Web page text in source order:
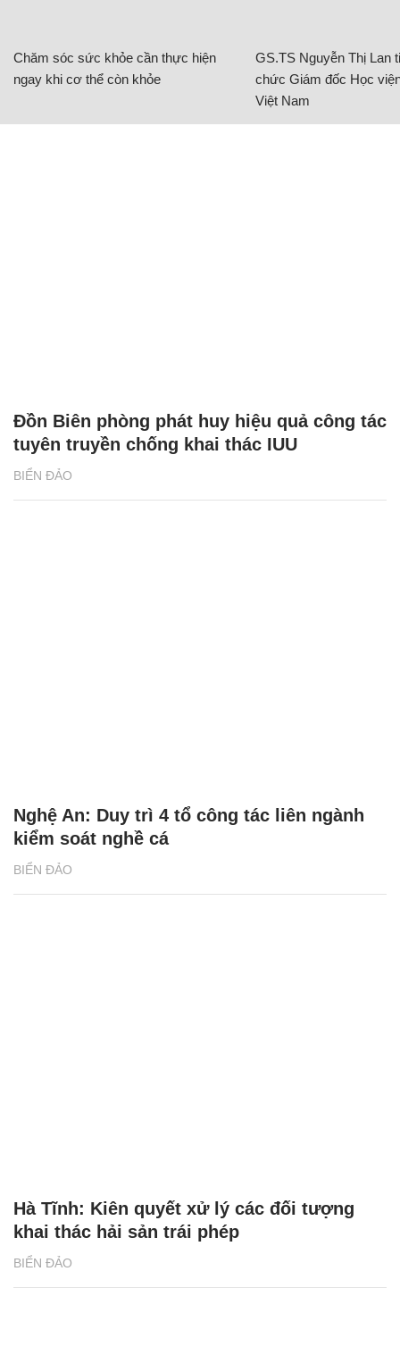
Chăm sóc sức khỏe cần thực hiện
ngay khi cơ thể còn khỏe
GS.TS Nguyễn Thị Lan
chức Giám đốc Học
Việt Nam
BIỂN ĐẢO
Đồn Biên phòng phát huy hiệu quả công tác
tuyên truyền chống khai thác IUU
BIỂN ĐẢO
Nghệ An: Duy trì 4 tổ công tác liên ngành
kiểm soát nghề cá
BIỂN ĐẢO
Hà Tĩnh: Kiên quyết xử lý các đối tượng
khai thác hải sản trái phép